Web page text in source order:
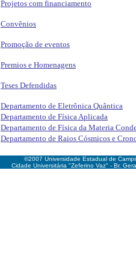
Projetos com financiamento
Convênios
Promoção de eventos
Premios e Homenagens
Teses Defendidas
Departamento de Eletrônica Quântica
Departamento de Física Aplicada
Departamento de Física da Materia
Departamento de Raios Cósmicos e
©2007 Universidade Estadual de
Cidade Universitária "Zeferino Vaz" - Br.